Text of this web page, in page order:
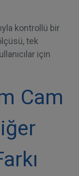
kontrollü bir
tek
için
Cam